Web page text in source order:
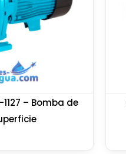
1127 – Bomba de